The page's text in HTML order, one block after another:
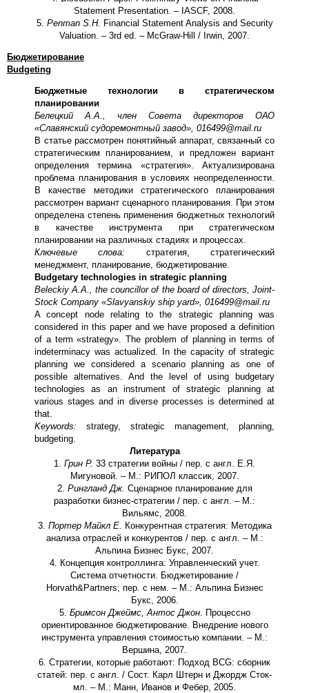
Statement Presentation. – IASCF, 2008.
5. Penman S.H. Financial Statement Analysis and Security
Valuation. – 3rd ed. – McGraw-Hill / Irwin, 2007.
Бюджетирование
Budgeting
Бюджетные технологии в стратегическом
планировании
Белецкий А.А., член Совета директоров ОАО
«Славянский судоремонтный завод», 016499@mail ru
В статье рассмотрен понятийный аппарат, связанный со
стратегическим планированием, и предложен вариант
определения термина «стратегия». Актуализирована
проблема планирования в условиях неопределенности.
В качестве методики стратегического планирования
рассмотрен вариант сценарного планирования. При этом
определена степень применения бюджетных технологий
в качестве инструмента при стратегическом
планировании на различных стадиях и процессах.
Ключевые слова: стратегия, стратегический
менеджмент, планирование, бюджетирование.
Budgetary technologies in strategic planning
Beleckiy A.A., the councillor of the board of directors, Joint-
Stock Company «Slavyanskiy ship yard», 016499@mail.ru
A concept node relating to the strategic planning was
considered in this paper and we have proposed a definition
of a term «strategy». The problem of planning in terms of
indeterminacy was actualized. In the capacity of strategic
planning we considered a scenario planning as one of
possible alternatives. And the level of using budgetary
technologies as an instrument of strategic planning at
various stages and in diverse processes is determined at
that.
Keywords: strategy, strategic management, planning,
budgeting.
Литература
1. Грин Р. 33 стратегии войны / пер. с англ. Е.Я.
Мигуновой. – М.: РИПОЛ классик, 2007.
2. Рингланд Дж. Сценарное планирование для
разработки бизнес-стратегии / пер. с англ. – М.:
Вильямс, 2008.
3. Портер Майкл Е. Конкурентная стратегия: Методика
анализа отраслей и конкурентов / пер. с англ. – М.:
Альпина Бизнес Букс, 2007.
4. Концепция контроллинга: Управленческий учет.
Система отчетности. Бюджетирование /
Horvath&Partners; пер. с нем. – М.: Альпина Бизнес
Букс, 2006.
5. Бримсон Джеймс, Антос Джон. Процессно
ориентированное бюджетирование. Внедрение нового
инструмента управления стоимостью компании. – М.:
Вершина, 2007.
6. Стратегии, которые работают: Подход BCG: сборник
статей: пер. с англ. / Сост. Карл Штерн и Джордж Сток-
мл. – М.: Манн, Иванов и Фебер, 2005.